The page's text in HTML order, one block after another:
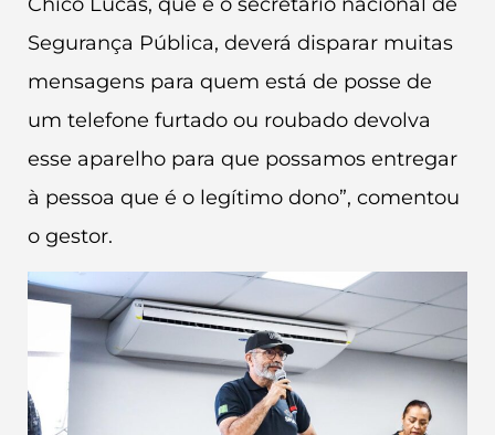
Segurança Pública, deverá disparar muitas
mensagens para quem está de posse de
um telefone furtado ou roubado devolva
esse aparelho para que possamos entregar
à pessoa que é o legítimo dono”, comentou
o gestor.